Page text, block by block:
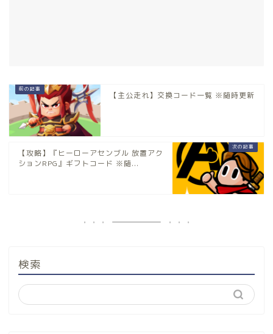
【主公走れ】交換コード一覧 ※随時更新
【攻略】『ヒーローアセンブル 放置アク
ションRPG』ギフトコード ※随...
検索